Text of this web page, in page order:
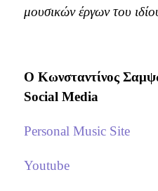
μουσικών έργων του
Ο Κωνσταντίνος
Social Media
Personal Music Site
Youtube